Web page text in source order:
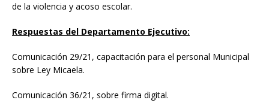
de la violencia y acoso escolar.
Respuestas del Departamento Ejecutivo:
Comunicación 29/21, capacitación para el personal Municipal
sobre Ley Micaela.
Comunicación 36/21, sobre firma digital.